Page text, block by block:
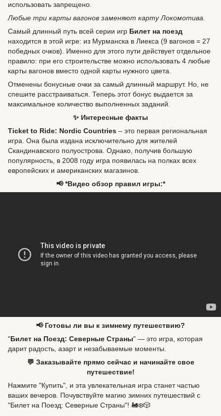
использовать запрещено.
Любые три карты вагонов заменяют карту Локомотива.
Самый длинный путь всей серии игр Билет на поезд
находится в этой игре: из Мурманска в Лиекса (9 вагонов = 27
победных очков). Именно для этого пути действует отдельное
правило: при его строительстве можно использовать 4 любые
карты вагонов вместо одной карты нужного цвета.
Отменены бонусные очки за самый длинный маршрут. Но, не
спешите расстраиваться. Теперь этот бонус выдается за
максимальное количество выполненных заданий.
✨ Интересные факты
Ticket to Ride: Nordic Countries – это первая региональная
игра. Она была издана исключительно для жителей
Скандинавского полуострова. Однако, получив большую
популярность, в 2008 году игра появилась на полках всех
европейских и американских магазинов.
📢 *Видео обзор правил игры:*
📢 Готовы ли вы к зимнему путешествию?
"Билет на Поезд: Северные Страны" — это игра, которая
дарит радость, азарт и незабываемые моменты.
💬 Заказывайте прямо сейчас и начинайте свое
путешествие!
Нажмите "Купить", и эта увлекательная игра станет частью
ваших вечеров. Почувствуйте магию зимних путешествий с
"Билет на Поезд: Северные Страны"! 🚂❄️🎲